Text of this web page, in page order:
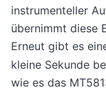
instrumenteller
übernimmt diese
Erneut gibt es
kleine Sekunde
wie es das